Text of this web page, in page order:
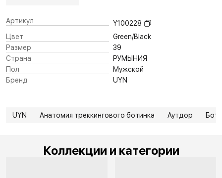
Артикул
Y100228
Цвет
Green/Black
Размер
39
Страна
РУМЫНИЯ
Пол
Мужской
Бренд
UYN
UYN Анатомия треккингового ботинка Аутдор
Коллекции и категории